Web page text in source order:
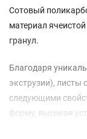
Сотовый
материал
гранул.
Благодаря
экструзии), листы
следующими
форму, высокая
(минимальная -